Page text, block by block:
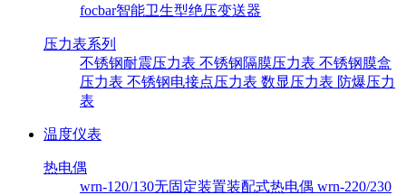
focbar智能卫生型绝压变送器
压力表系列
不锈钢耐震压力表 不锈钢隔膜压力表 不锈钢膜盒
压力表 不锈钢电接点压力表 数显压力表 防爆压力
表
温度仪表
热电偶
wrn-120/130无固定装置装配式热电偶 wrn-220/230